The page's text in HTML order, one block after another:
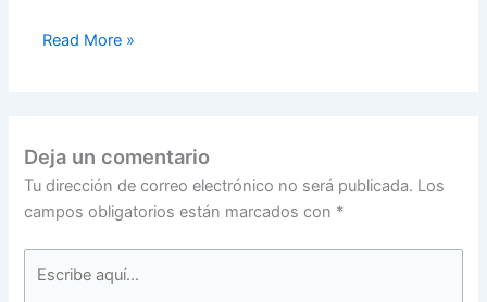
Read More »
Deja un comentario
Tu dirección de correo electrónico no será publicada. Los
campos obligatorios están marcados con *
aquí...